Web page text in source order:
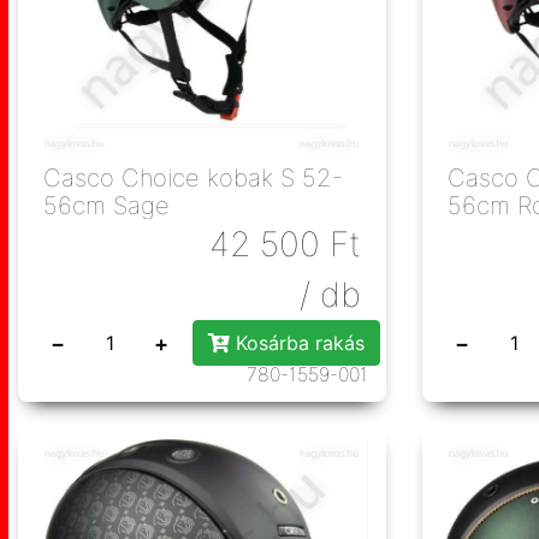
Casco Choice kobak S 52-
56cm Sage
42 500 Ft
/ db
− +
Kosárba rakás
780-1559-001
Casco
56cm
−